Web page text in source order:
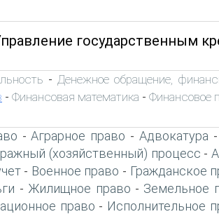
государственным
- Денежное обращение,
- Финансовая математика - Финансовое
-Аграрное право - Адвокатура -
(хозяйственный) процесс -
- Военное право - Гражданское
- Жилищное право - Земельное
право - Исполнительное